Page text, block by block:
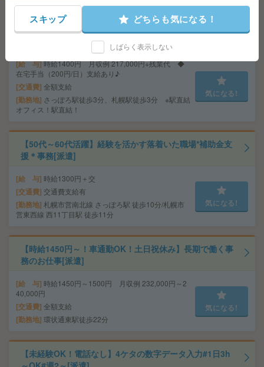
最大27名！10月！研修後完全在宅！大手×面接日程調整
給 与 時給1400円 月収例 217,000円+残業代 ◆
在宅手当（200円/日）支給あり♪
交通費 全額支給
勤務地 さっぽろ駅徒歩3分、札幌駅徒歩3分 ※駅直結
オフィス！駅直結！
気になる!
【50代～60代活躍】経験を活かす落着いた職場*補助金支
援＊事務[派遣]
給 与 時給1300円＋交
交通費 交通費支給有
勤務地 札幌市営南北線 さっぽろ駅 徒歩10分/札幌市
営東西線 西11丁目駅 徒歩11分
気になる!
【時給1450円～！車通勤OK！土日祝休み】長期で働く事
務のお仕事[派遣]
給 与 時給1450円～1500円 月収例 232,000円～2
40,000円
交通費 全額支給
勤務地 環状通東駅徒歩22分
気になる!
【未経験OK！電話なし】4ケタの数字データ入力#1日3h
スキップ どちらも気になる！
しばらく表示しない